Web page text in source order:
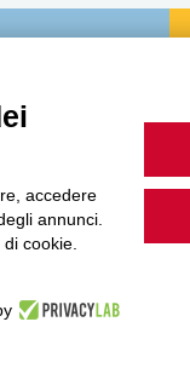
accedere
annunci.
cookie.